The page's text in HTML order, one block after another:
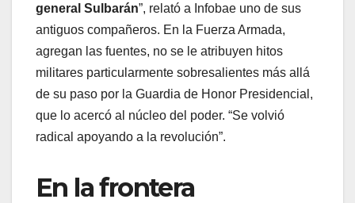
general Sulbarán”, relató a Infobae uno de sus
antiguos compañeros. En la Fuerza Armada,
agregan las fuentes, no se le atribuyen hitos
militares particularmente sobresalientes más allá
de su paso por la Guardia de Honor Presidencial,
que lo acercó al núcleo del poder. “Se volvió
radical apoyando a la revolución”.
En la frontera